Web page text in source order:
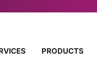
PRODUCTS